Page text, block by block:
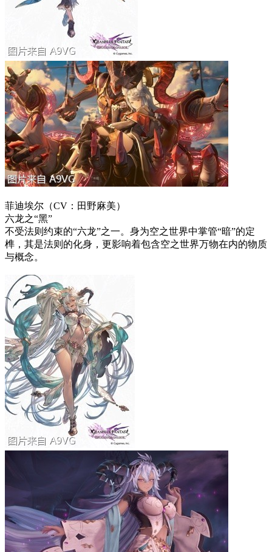
菲迪埃尔（CV：田野麻美）
六龙之“黑”
不受法则约束的“六龙”之一。身为空之世界中掌管“暗”的定
榫，其是法则的化身，更影响着包含空之世界万物在内的物质
与概念。